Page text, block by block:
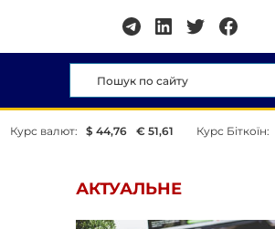
Курс валют: $ 44,76 € 51,61 Курс Біткоїн:
АКТУАЛЬНЕ